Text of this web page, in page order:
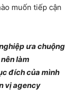
muốn tiếp cận
ưa chuộng
làm
đích của mình
vị agency